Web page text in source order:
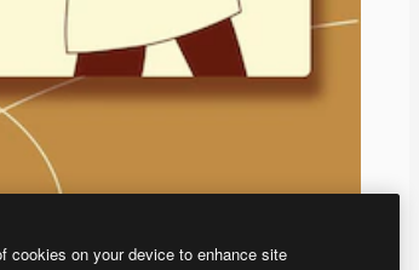
cookies on your device to enhance site